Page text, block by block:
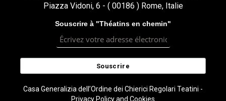
Piazza Vidoni, 6 - ( 00186 ) Rome, Italie
Souscrire à "Théatins en chemin"
Casa Generalizia dell’Ordine dei Chierici Regolari Teatini -
Privacy Policy and Cookies